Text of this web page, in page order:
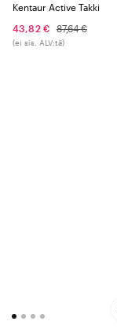
Kentaur Active Takki
43,82 €
87,64 €
(ei sis. ALV:tä)